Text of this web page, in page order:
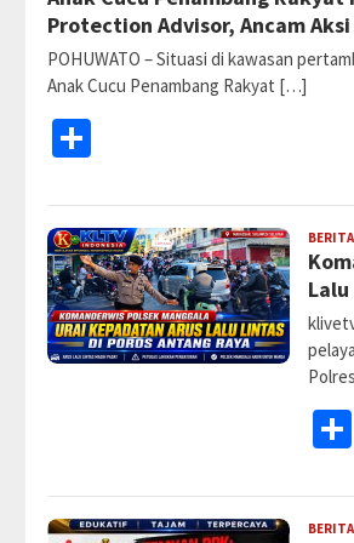
Protection Advisor, Ancam
POHUWATO – Situasi di kawasan
Anak Cucu Penambang Rakyat […]